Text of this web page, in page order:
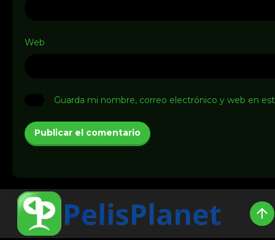
Web
Guarda mi nombre, correo electrónico y web en